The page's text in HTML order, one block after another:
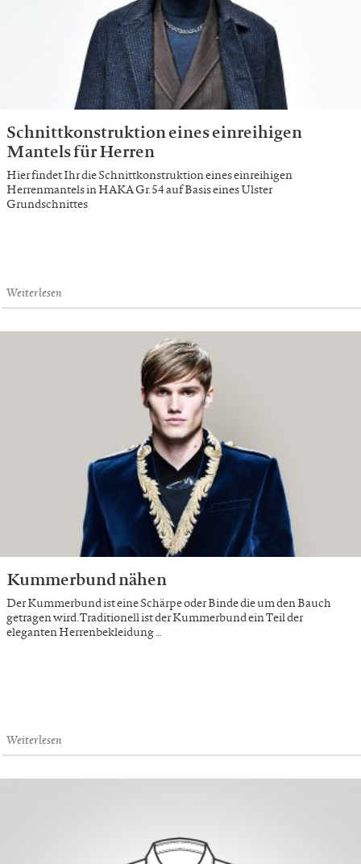
Schnittkonstruktion eines einreihigen
Mantels für Herren
Hier findet Ihr die Schnittkonstruktion eines einreihigen
Herrenmantels in HAKA Gr. 54 auf Basis eines Ulster
Grundschnittes
Weiterlesen
Kummerbund nähen
Der Kummerbund ist eine Schärpe oder Binde die um den Bauch
getragen wird. Traditionell ist der Kummerbund ein Teil der
eleganten Herrenbekleidung …
Weiterlesen